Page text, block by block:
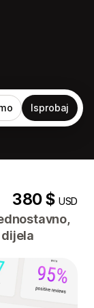
Isprobaj
380 $USD